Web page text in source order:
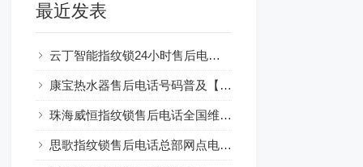
最近发表
云丁智能指纹锁24小时售后电话人工400客服电话
康宝热水器售后电话号码普及【燃气热水器水气双调：节能环保新选择】
珠海威恒指纹锁售后电话全国维修网点及电话号码查询
思歌指纹锁售后电话总部网点电话查询